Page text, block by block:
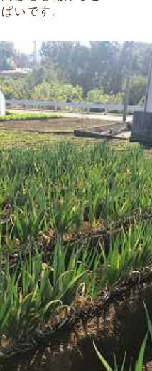
いです。